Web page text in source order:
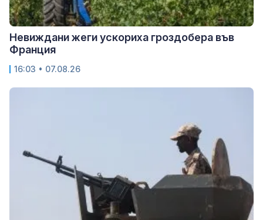
Невиждани жеги ускориха гроздобера във
Франция
16:03 • 07.08.26